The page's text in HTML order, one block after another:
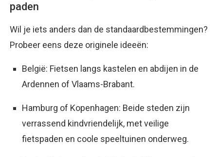
paden
Wil je iets anders dan de standaardbestemmingen?
Probeer eens deze originele ideeën:
België: Fietsen langs kastelen en abdijen in de
Ardennen of Vlaams-Brabant.
Hamburg of Kopenhagen: Beide steden zijn
verrassend kindvriendelijk, met veilige
fietspaden en coole speeltuinen onderweg.